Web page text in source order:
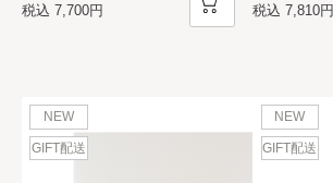
税込 7,700円
税込7,810円
NEW
GIFT配送
NEW
GIFT配送